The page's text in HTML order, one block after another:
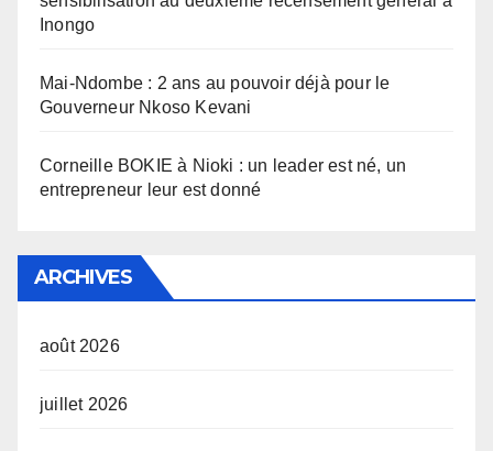
Inongo
Mai-Ndombe : 2 ans au pouvoir déjà pour le
Gouverneur Nkoso Kevani
Corneille BOKIE à Nioki : un leader est né, un
entrepreneur leur est donné
ARCHIVES
août 2026
juillet 2026